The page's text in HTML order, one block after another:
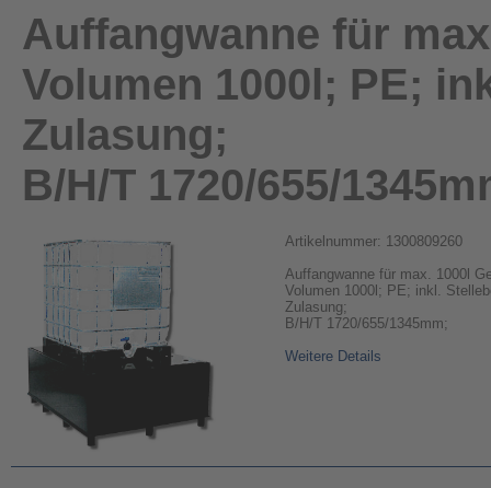
Auffangwanne für
Volumen 1000l; PE;
Zulasung;
B/H/T 1720/655/
Artikelnummer: 1300809260
Auffangwanne für max. 1000l
Volumen 1000l; PE; inkl.
Zulasung;
B/H/T 1720/655/1345mm;
Weitere Details